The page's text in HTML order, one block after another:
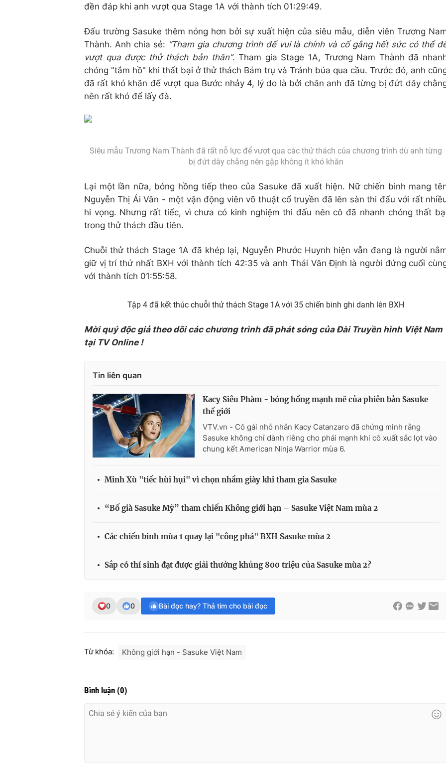
đền đáp khi anh vượt qua Stage 1A với thành tích 01:29:49.
Đấu trường Sasuke thêm nóng hơn bởi sự xuất hiện của siêu mẫu, diễn viên Trương
Thành. Anh chia sẻ: “Tham gia chương trình để vui là chính và cố gắng hết sức có thể
vượt qua được thử thách bản thân”. Tham gia Stage 1A, Trương Nam Thành đã
chóng "tắm hồ" khi thất bại ở thử thách Bám trụ và Tránh búa qua cầu. Trước đó, anh
đã rất khó khăn để vượt qua Bước nhảy 4, lý do là bởi chân anh đã từng bị đứt dây
nên rất khó để lấy đà.
Siêu mẫu Trương Nam Thành đã rất nỗ lực để vượt qua các thử thách của chương trình dù anh từng
bị đứt dây chằng nên gặp không ít khó khăn
Lại một lần nữa, bóng hồng tiếp theo của Sasuke đã xuất hiện. Nữ chiến binh mang
Nguyễn Thị Ái Vân - một vận động viên võ thuật cổ truyền đã lên sàn thi đấu với rất
hi vọng. Nhưng rất tiếc, vì chưa có kinh nghiệm thi đấu nên cô đã nhanh chóng thất
trong thử thách đầu tiên.
Chuỗi thử thách Stage 1A đã khép lại, Nguyễn Phước Huynh hiện vẫn đang là người
giữ vị trí thứ nhất BXH với thành tích 42:35 và anh Thái Văn Định là người đứng cuối
với thành tích 01:55:58.
Tập 4 đã kết thúc chuỗi thử thách Stage 1A với 35 chiến binh ghi danh lên BXH
Mời quý độc giả theo dõi các chương trình đã phát sóng của Đài Truyền hình Việt Nam
tại TV Online !
Tin liên quan
Kacy Siêu Phàm - bóng hồng mạnh mẽ của phiên bản Sasuke
thế giới
VTV.vn - Cô gái nhỏ nhắn Kacy Catanzaro đã chứng minh rằng
Sasuke không chỉ dành riêng cho phái mạnh khi cô xuất sắc lọt vào
chung kết American Ninja Warrior mùa 6.
Minh Xù "tiếc hùi hụi" vì chọn nhầm giày khi tham gia Sasuke
“Bố già Sasuke Mỹ” tham chiến Không giới hạn – Sasuke Việt Nam mùa 2
Các chiến binh mùa 1 quay lại "công phá" BXH Sasuke mùa 2
Sắp có thí sinh đạt được giải thưởng khủng 800 triệu của Sasuke mùa 2?
0 0 Bài đọc hay? Thả tim cho bài đọc
Từ khóa: Không giới hạn - Sasuke Việt Nam
Bình luận (0)